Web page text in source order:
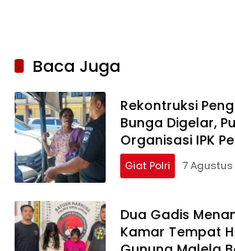
Baca Juga
Rekontruksi
Bunga Digelar,
Organisasi IPK
Diperiksa
Giat Polri 7 Agustus
Dua Gadis
Kamar Tempat